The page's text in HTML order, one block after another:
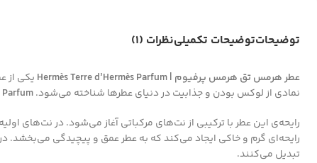
توضیحاتتوضیحات تکمیلینظرات (1)
عطر هرمس تق هرمس پرفیوم | Hermès Terre d’Hermès Parfum یکی از
نمادی از لوکس بودن و جذابیت در دنیای عطرها شناخته می‌شود.Parfum
رایحه‌ی این عطر با ترکیبی از نت‌های مرکباتی آغاز می‌شود. در نت‌های
رایحه‌ای گرم و خاکی ایجاد می‌کند که به عطر عمق و پیچیدگی می‌بخشد. در
تبدیل می‌کنند.